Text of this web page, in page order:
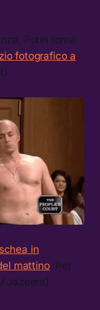
Putin torna
fotografico a
in
mattino. Per
Jazeera)